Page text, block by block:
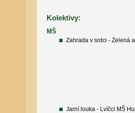
Kolektivy:
MŠ
Zahrada v srdci - Zelená
Jarní louka - Lvíčci MŠ